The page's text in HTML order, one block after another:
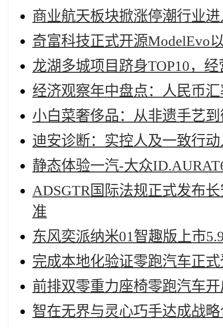
商业航天板块掀涨停潮行业
奇富科技正式开源ModelEvo
龙湖多城项目跻身TOP10，
经济观察年中盘点：人民币
小白菜奢侈品：从非遗手艺
迪安诊断：实控人及一致行
静态体验一汽-大众
ADSGTR国际法规正式发布
准
东风奕派纳米01智趣版上市
完成本地化验证零跑汽车正
前排双零重力座椅零跑汽车
智在无界与灵心巧手达成战